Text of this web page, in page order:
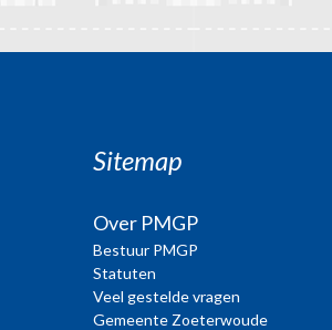
Sitemap
Over PMGP
Bestuur PMGP
Statuten
Veel gestelde vragen
Gemeente Zoeterwoude